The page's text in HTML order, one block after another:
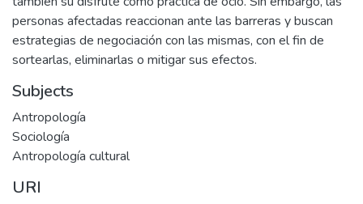
personas afectadas reaccionan ante las barreras y buscan
estrategias de negociación con las mismas, con el fin de
sortearlas, eliminarlas o mitigar sus efectos.
Subjects
Antropología
Sociología
Antropología cultural
URI